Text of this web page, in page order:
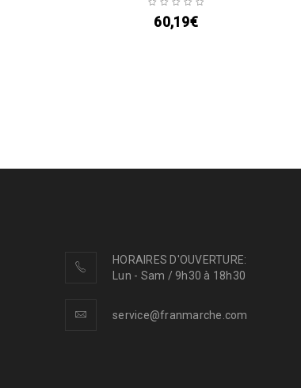
60,19€
HORAIRES D'OUVERTURE:
Lun - Sam / 9h30 à 18h30
service@franmarche.com